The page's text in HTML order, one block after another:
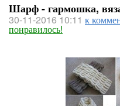
Шарф - гармошка,
30-11-2016 10:11 к
понравилось!